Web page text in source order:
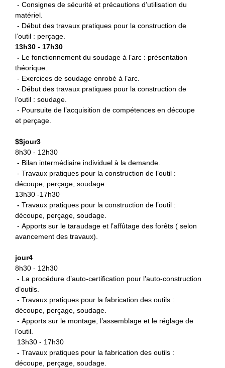
- Consignes de sécurité et précautions d’utilisation du
matériel.
- Début des travaux pratiques pour la construction de
l’outil : perçage.
13h30 - 17h30
- Le fonctionnement du soudage à l’arc : présentation
théorique.
- Exercices de soudage enrobé à l’arc.
- Début des travaux pratiques pour la construction de
l’outil : soudage.
- Poursuite de l’acquisition de compétences en découpe
et perçage.
$$jour3
8h30 - 12h30
- Bilan intermédiaire individuel à la demande.
- Travaux pratiques pour la construction de l’outil :
découpe, perçage, soudage.
13h30 -17h30
- Travaux pratiques pour la construction de l’outil :
découpe, perçage, soudage.
- Apports sur le taraudage et l’affûtage des forêts ( selon
avancement des travaux).
jour4
8h30 - 12h30
- La procédure d’auto-certification pour l’auto-construction
d’outils.
- Travaux pratiques pour la fabrication des outils :
découpe, perçage, soudage.
- Apports sur le montage, l’assemblage et le réglage de
l’outil.
13h30 - 17h30
- Travaux pratiques pour la fabrication des outils :
découpe, perçage, soudage.